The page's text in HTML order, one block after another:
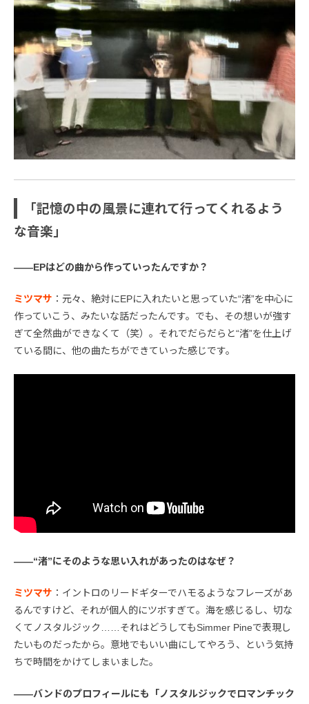
「記憶の中の風景に連れて行ってくれるよう
な音楽」
――EPはどの曲から作っていったんですか？
ミツマサ ：元々、絶対にEPに入れたいと思っていた“渚”を中心に
作っていこう、みたいな話だったんです。でも、その想いが強す
ぎて全然曲ができなくて（笑）。それでだらだらと“渚”を仕上げ
ている間に、他の曲たちができていった感じです。
――“渚”にそのような思い入れがあったのはなぜ？
ミツマサ ：イントロのリードギターでハモるようなフレーズがあ
るんですけど、それが個人的にツボすぎて。海を感じるし、切な
くてノスタルジック……それはどうしてもSimmer Pineで表現し
たいものだったから。意地でもいい曲にしてやろう、という気持
ちで時間をかけてしまいました。
――バンドのプロフィールにも「ノスタルジックでロマンチック